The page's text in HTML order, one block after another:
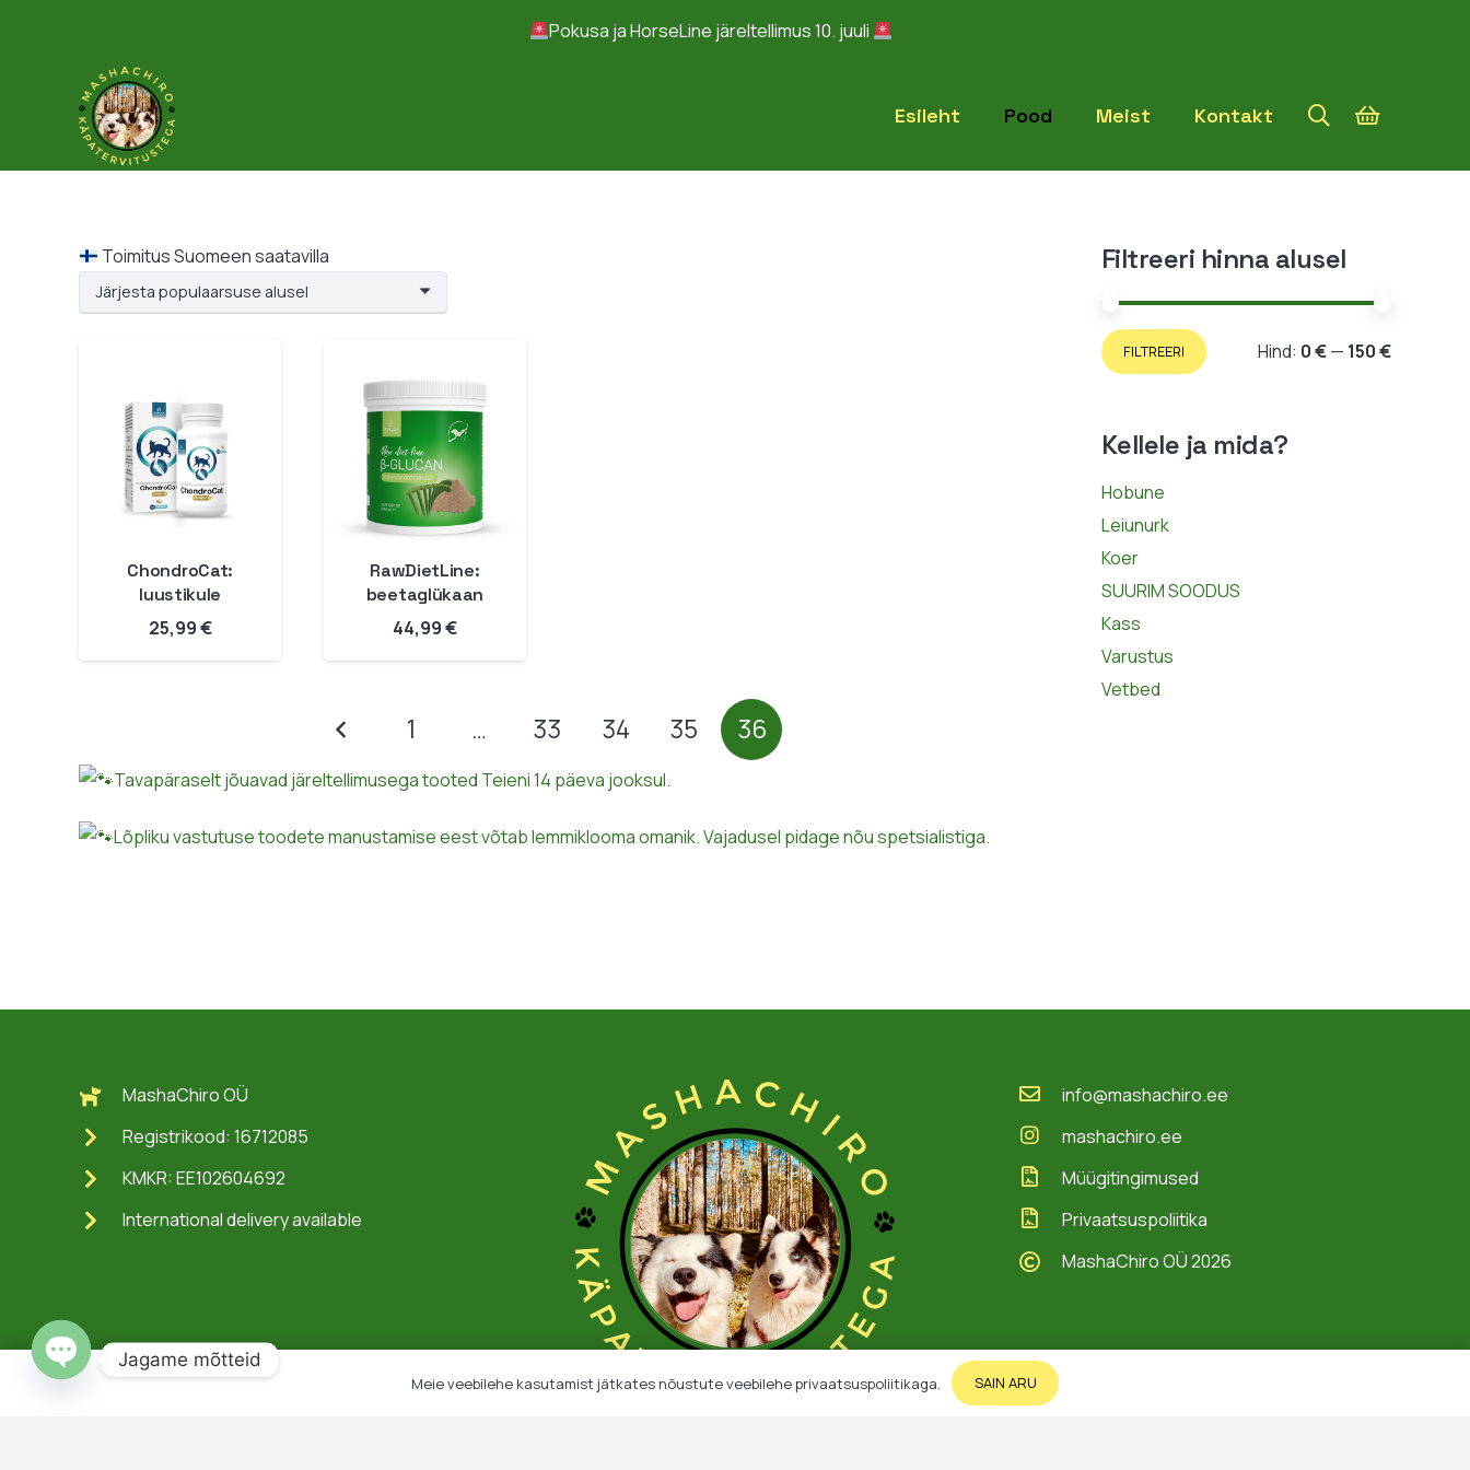
Pokusa ja HorseLine järeltellimus 10. juuli
Esileht Pood Meist Kontakt
Toimitus Suomeen saatavilla
ChondroCat:
luustikule
25,99€
RawDietLine:
beetaglükaan
44,99€
1 … 33 34 35 36
Tavapäraselt jõuavad järeltellimusega tooted Teieni 14 päeva jooksul.
Lõpliku vastutuse toodete manustamise eest võtab lemmiklooma omanik. Vajadusel pidage nõu spetsialistiga.
Filtreeri hinna alusel
FILTREERI Hind: 0 €— 150 €
Kellele ja mida?
Hobune
Leiunurk
Koer
SUURIM SOODUS
Kass
Varustus
Vetbed
MashaChiro OÜ
Registrikood: 16712085
KMKR: EE102604692
International delivery available
info@mashachiro.ee
mashachiro.ee
Müügitingimused
Privaatsuspoliitika
MashaChiro OÜ 2026
Meie veebilehe kasutamist jätkates nõustute veebilehe privaatsuspoliitikaga. SAIN ARU
Jagame mõtteid